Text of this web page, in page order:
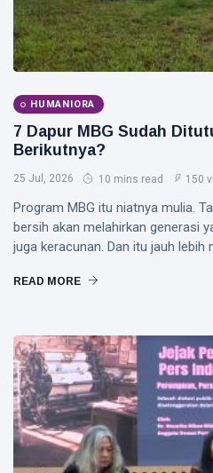
HUMANIORA
7 Dapur MBG Sudah
Berikutnya?
25 Jul, 2026 10 mins read 150
Program MBG itu niatnya mulia.
bersih akan melahirkan generasi
juga keracunan. Dan itu jauh lebih
READ MORE